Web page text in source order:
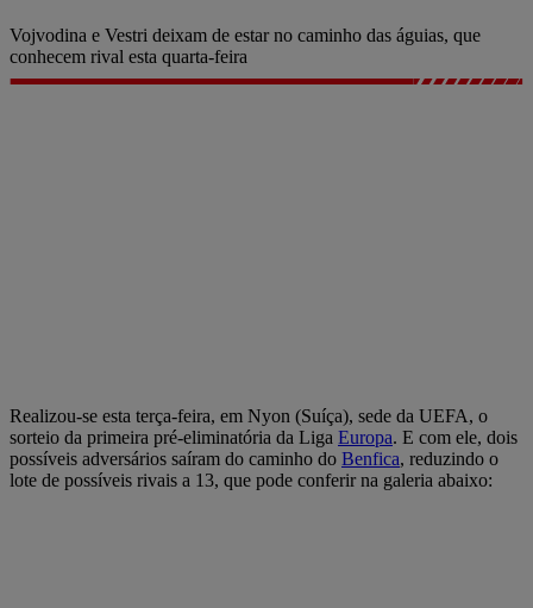
Vojvodina e Vestri deixam de estar no caminho das águias, que
conhecem rival esta quarta-feira
Realizou-se esta terça-feira, em Nyon (Suíça), sede da UEFA, o
sorteio da primeira pré-eliminatória da Liga Europa. E com ele, dois
possíveis adversários saíram do caminho do Benfica, reduzindo o
lote de possíveis rivais a 13, que pode conferir na galeria abaixo: